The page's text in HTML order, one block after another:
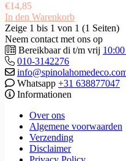
€14,85
In den Warenkorb
Zeige 1 bis 1 von 1 (1 Seiten)
Neem contact met ons op
Bereikbaar di t/m vrij
010-3142276
Whatsapp +31 638877047
Informationen
Over ons
Algemene voorwaarden
Verzending
Disclaimer